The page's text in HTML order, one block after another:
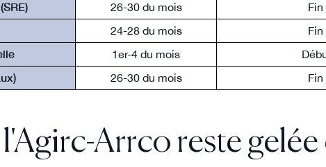
26-30 du mois
24-28 du mois
1er-4 du mois
26-30 du mois
Arrco reste